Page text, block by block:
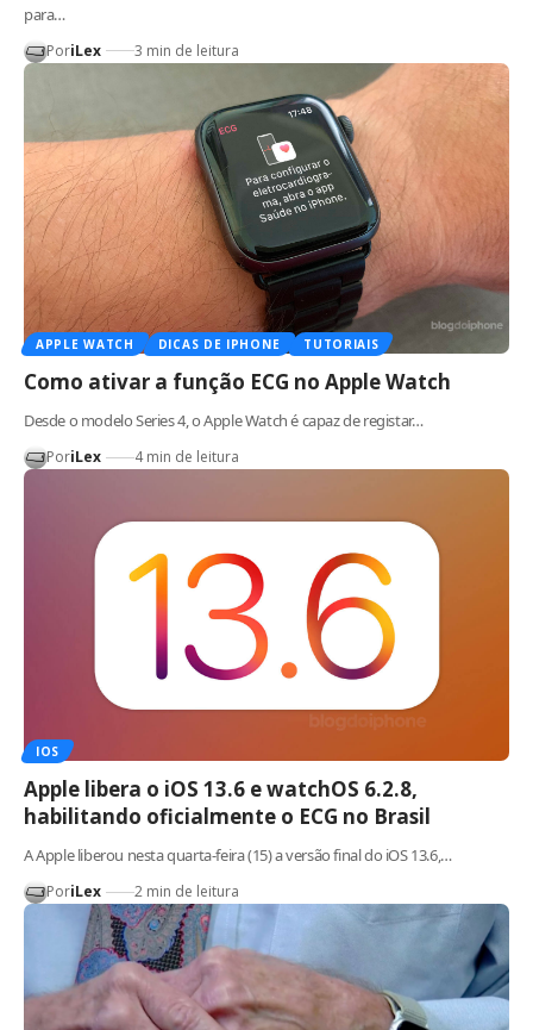
para…
PoriLex 3 min de leitura
APPLE WATCH DICAS DE IPHONE TUTORIAIS
Como ativar a função ECG no Apple Watch
Desde o modelo Series 4, o Apple Watch é capaz de registar…
PoriLex 4 min de leitura
IOS
Apple libera o iOS 13.6 e watchOS 6.2.8,
habilitando oficialmente o ECG no Brasil
A Apple liberou nesta quarta-feira (15) a versão final do iOS 13.6,…
PoriLex 2 min de leitura